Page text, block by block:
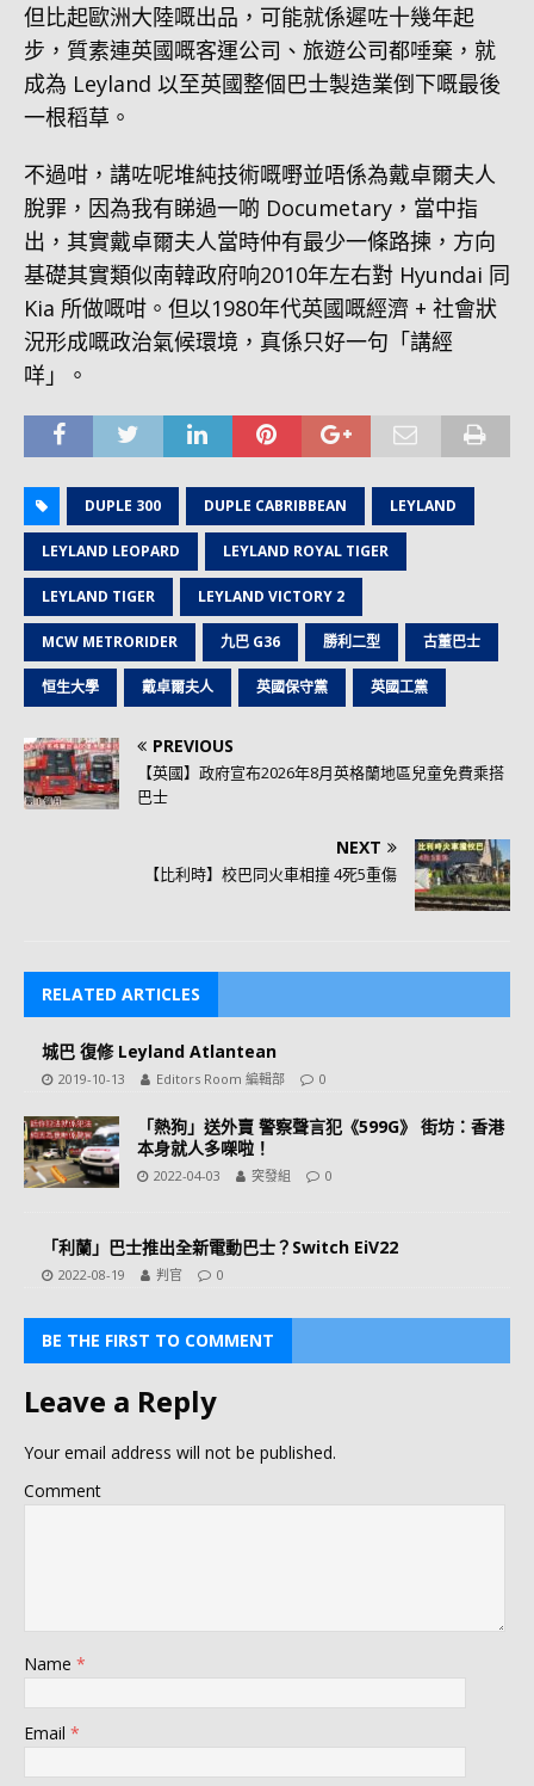
但比起歐洲大陸嘅出品，可能就係遲咗十幾年起
步，質素連英國嘅客運公司、旅遊公司都唾棄，就
成為 Leyland 以至英國整個巴士製造業倒下嘅最後
一根稻草。
不過咁，講咗呢堆純技術嘅嘢並唔係為戴卓爾夫人
脫罪，因為我有睇過一啲 Documetary，當中指
出，其實戴卓爾夫人當時仲有最少一條路揀，方向
基礎其實類似南韓政府响2010年左右對 Hyundai 同
Kia 所做嘅咁。但以1980年代英國嘅經濟 + 社會狀
況形成嘅政治氣候環境，真係只好一句「講經
咩」。
DUPLE 300 DUPLE CABRIBBEAN LEYLAND
LEYLAND LEOPARD LEYLAND ROYAL TIGER
LEYLAND TIGER LEYLAND VICTORY 2
MCW METRORIDER 九巴 G36 勝利二型 古董巴士
恒生大學 戴卓爾夫人 英國保守黨 英國工黨
PREVIOUS
【英國】政府宣布2026年8月英格蘭地區兒童免費乘搭
巴士
NEXT
【比利時】校巴同火車相撞 4死5重傷
RELATED ARTICLES
城巴 復修 Leyland Atlantean
2019-10-13 Editors Room 編輯部 0
「熱狗」送外賣 警察聲言犯《599G》 街坊：香港
本身就人多㗎啦！
2022-04-03 突發組 0
「利蘭」巴士推出全新電動巴士？Switch EiV22
2022-08-19 判官 0
BE THE FIRST TO COMMENT
Leave a Reply
Your email address will not be published.
Comment
Name *
Email *